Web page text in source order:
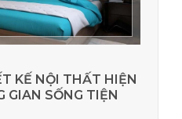
KẾ NỘI THẤT HIỆN
GIAN SỐNG TIỆN